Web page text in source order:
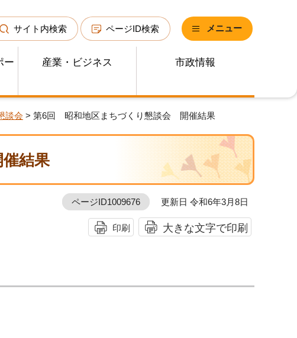
サイト内検索 ページID検索 メニュー
ー
産業・ビジネス 市政情報
談会 > 第6回 昭和地区まちづくり懇談会 開催結果
結果
ページID1009676 更新日 令和6年3月8日
印刷 大きな文字で印刷